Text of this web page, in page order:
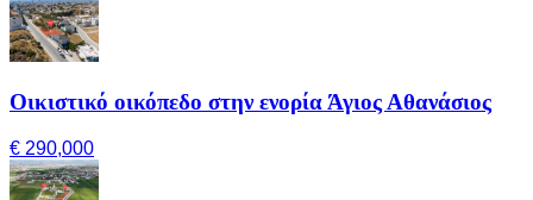
Οικιστικό οικόπεδο στην ενορία Άγιος Αθανάσιος
€ 290,000